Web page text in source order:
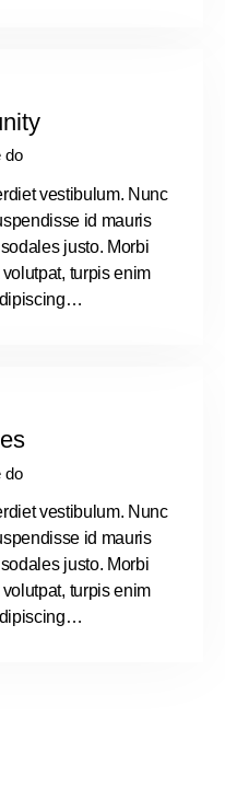
do
vestibulum. Nunc
id mauris
justo. Morbi
turpis enim
do
vestibulum. Nunc
id mauris
justo. Morbi
turpis enim